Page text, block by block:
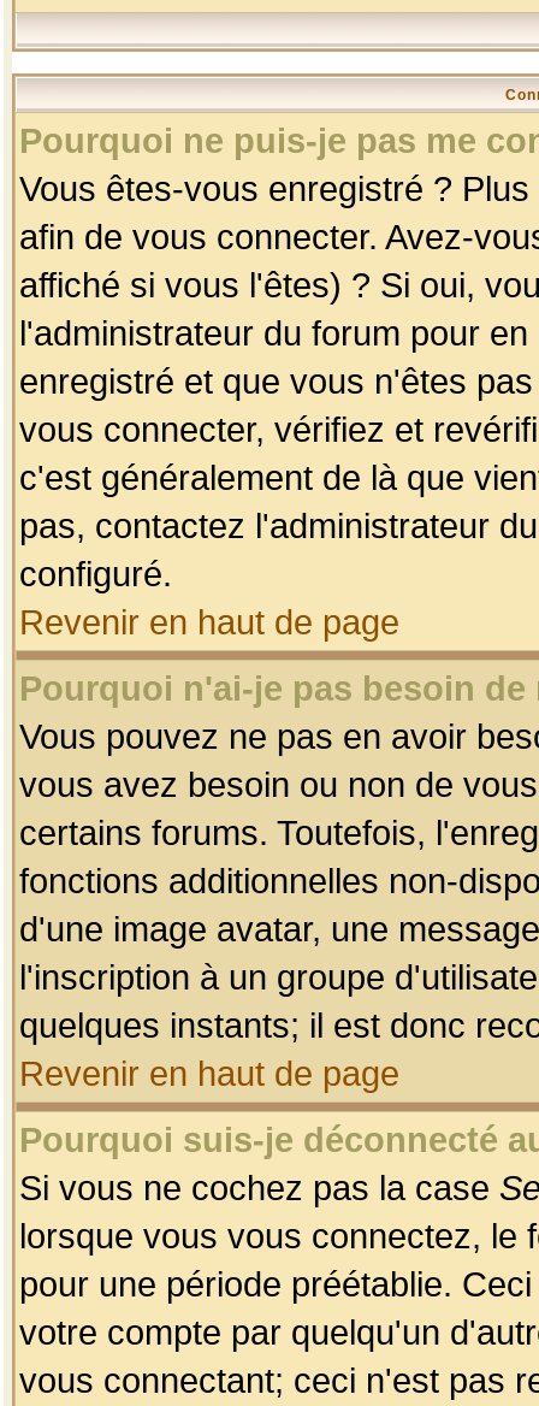
Pourquoi ne puis-je pas me
Vous êtes-vous enregistré ?
afin de vous connecter. Avez-
affiché si vous l'êtes) ? Si oui,
l'administrateur du forum pour
enregistré et que vous n'êtes
vous connecter, vérifiez et
c'est généralement de là que
pas, contactez l'administrateur
configuré.
Revenir en haut de page
Pourquoi n'ai-je pas besoin
Vous pouvez ne pas en avoir
vous avez besoin ou non de
certains forums. Toutefois,
fonctions additionnelles non-
d'une image avatar, une
l'inscription à un groupe
quelques instants; il est donc
Revenir en haut de page
Pourquoi suis-je déconnecté
Si vous ne cochez pas la case
lorsque vous vous connectez, le
pour une période préétablie.
votre compte par quelqu'un
vous connectant; ceci n'est pas